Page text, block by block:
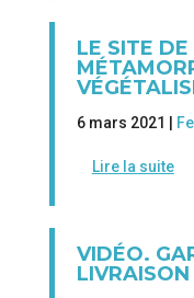
LE SITE
6 mars 2021 |
Lire la suite
VIDÉO.